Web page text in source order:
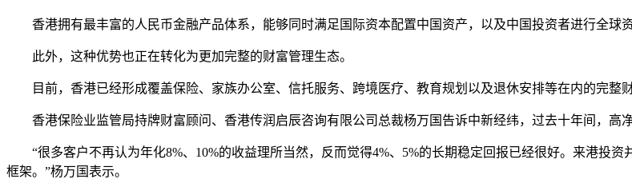
香港拥有最丰富的人民币金融产品体系，能够同时满足国际资本配置中国资产，以及中国投资者进行全球
此外，这种优势也正在转化为更加完整的财富管理生态。
目前，香港已经形成覆盖保险、家族办公室、信托服务、跨境医疗、教育规划以及退休安排等在内的完整
香港保险业监管局持牌财富顾问、香港传润启辰咨询有限公司总裁杨万国告诉中新经纬，过去十年间，高
“很多客户不再认为年化8%、10%的收益理所当然，反而觉得4%、5%的长期稳定回报已经很好。来港投
框架。”杨万国表示。